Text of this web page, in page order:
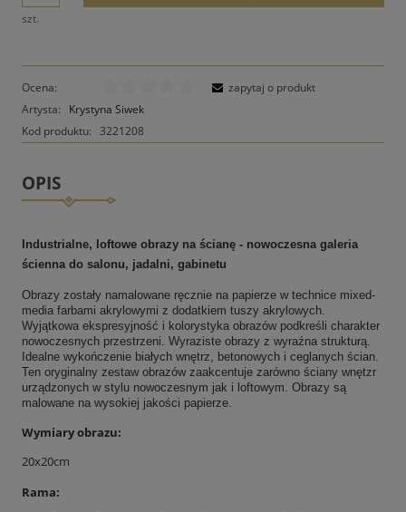
szt.
Ocena:
Artysta:
Krystyna Siwek
Kod produktu: 3221208
zapytaj o produkt
OPIS
Industrialne, loftowe obrazy na ścianę - nowoczesna galeria
ścienna do salonu, jadalni, gabinetu
Obrazy zostały namalowane ręcznie na papierze w technice mixed-
media farbami akrylowymi z dodatkiem tuszy akrylowych.
Wyjątkowa ekspresyjność i kolorystyka obrazów podkreśli charakter
nowoczesnych przestrzeni. Wyraziste obrazy z wyraźna strukturą.
Idealne wykończenie białych wnętrz, betonowych i ceglanych ścian.
Ten oryginalny zestaw obrazów zaakcentuje zarówno ściany wnętzr
urządzonych w stylu nowoczesnym jak i loftowym. Obrazy są
malowane na wysokiej jakości papierze.
Wymiary obrazu:
20x20cm
Rama: